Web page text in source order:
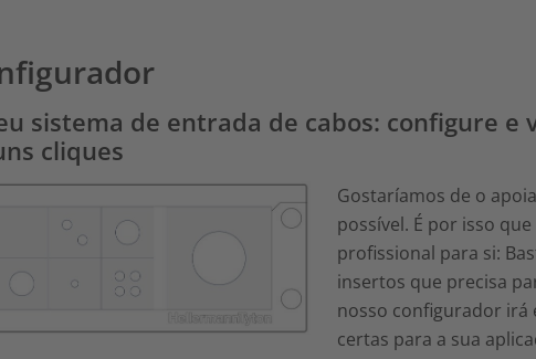
sistema de entrada de cabos: configure e
cliques
Gostaríamos de o
possível. É por isso
profissional para si:
insertos que precisa
nosso configurador irá
certas para a sua